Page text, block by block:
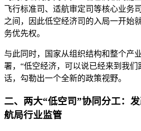
飞行标准司、适航审定司等核心业务
之间，因此低空经济司的入局一开始
务优先权。
与此同时，国家从组织结构和整个产
署，“低空经济，可以说已经来到我
话，勾勒出一个全新的政策视野。
二、两大“低空司”协同分工：
航局行业监管